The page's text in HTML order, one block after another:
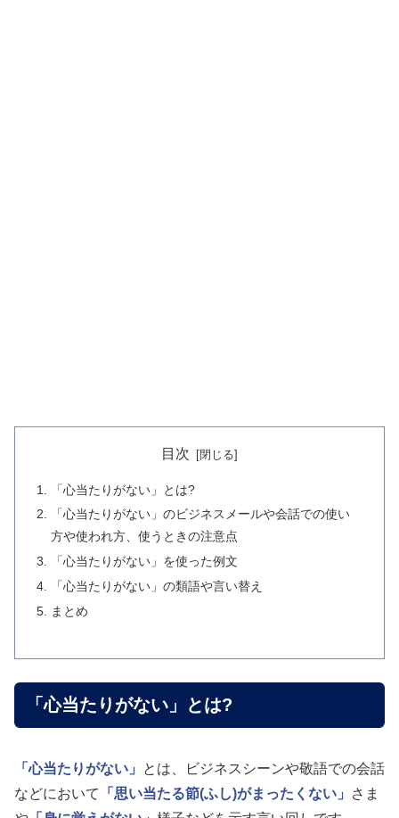
目次
「心当たりがない」とは?
「心当たりがない」のビジネスメールや会話での使い
方や使われ方、使うときの注意点
「心当たりがない」を使った例文
「心当たりがない」の類語や言い替え
まとめ
「心当たりがない」とは?
「心当たりがない」
とは、ビジネスシーンや敬語での会話
などにおいて
「思い当たる節(ふし)がまったくない」
さま